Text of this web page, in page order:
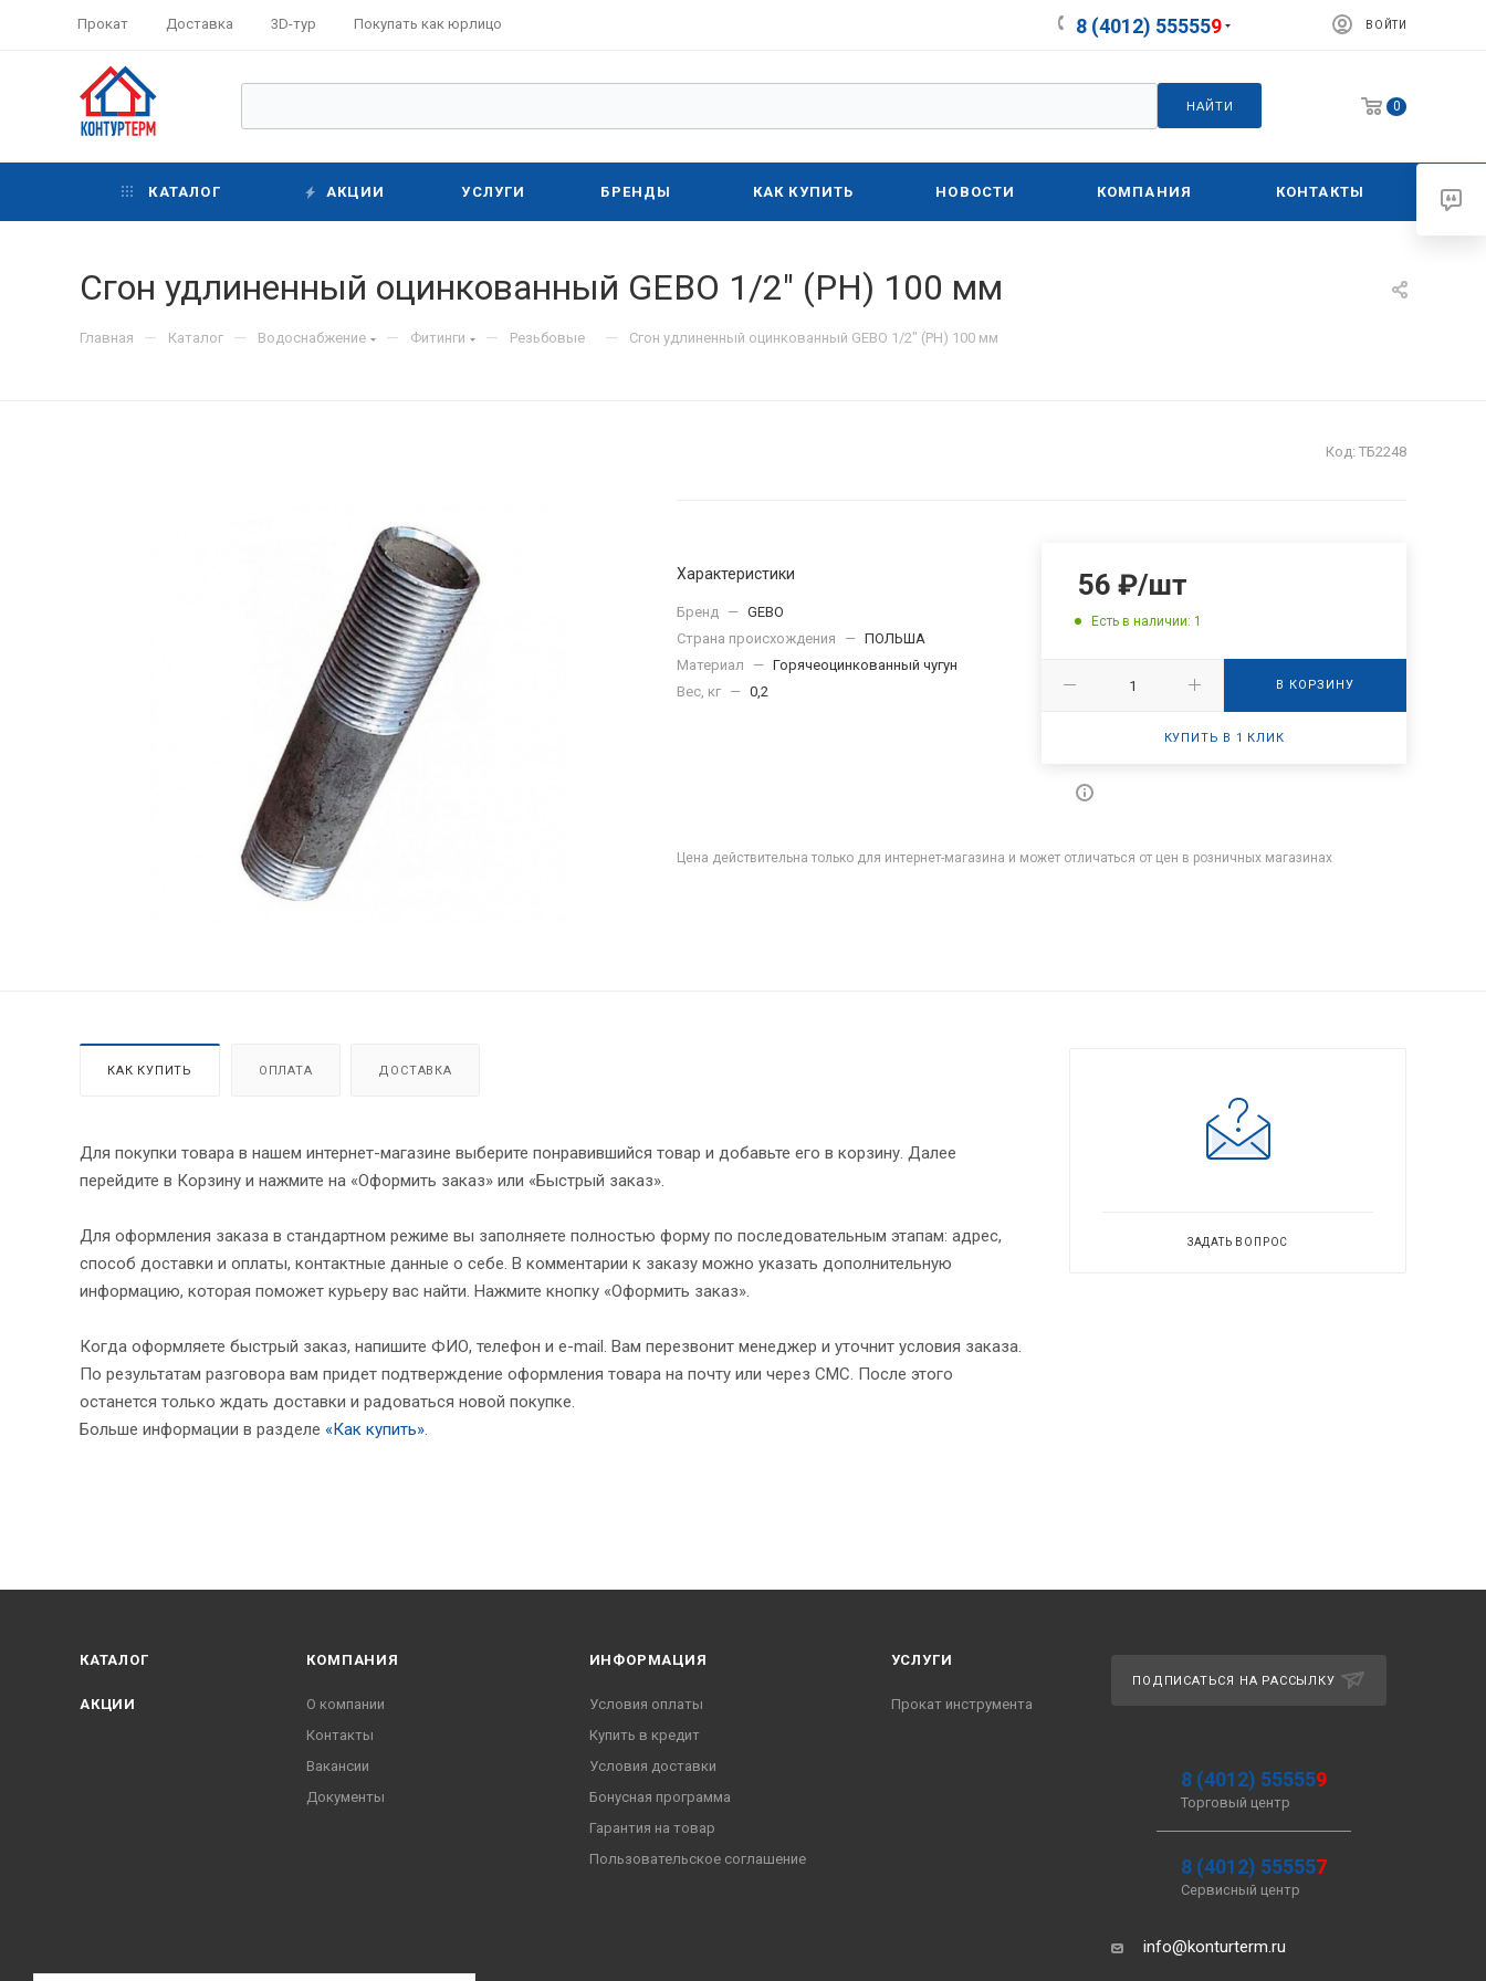
Прокат Доставка 3D-тур Покупать как юрлицо 8 (4012) 555559 ВОЙТИ
НАЙТИ 0
КАТАЛОГ АКЦИИ УСЛУГИ БРЕНДЫ КАК КУПИТЬ НОВОСТИ КОМПАНИЯ КОНТАКТЫ
Сгон удлиненный оцинкованный GEBO 1/2" (РН) 100 мм
Главная — Каталог — Водоснабжение — Фитинги — Резьбовые — Сгон удлиненный оцинкованный GEBO 1/2" (РН) 100 мм
Код: ТБ2248
Характеристики
Бренд — GEBO
Страна происхождения
— ПОЛЬША
Материал
— Горячеоцинкованный чугун
Вес, кг — 0,2
56 ₽/шт
Есть в наличии: 1
В КОРЗИНУ
КУПИТЬ В 1 КЛИК
Цена действительна только для интернет-магазина и может отличаться от цен в розничных магазинах
КАК КУПИТЬ ОПЛАТА ДОСТАВКА
Для покупки товара в нашем интернет-магазине выберите понравившийся товар и добавьте его в корзину. Далее
перейдите в Корзину и нажмите на «Оформить заказ» или «Быстрый заказ».
Для оформления заказа в стандартном режиме вы заполняете полностью форму по последовательным этапам: адрес,
способ доставки и оплаты, контактные данные о себе. В комментарии к заказу можно указать дополнительную
информацию, которая поможет курьеру вас найти. Нажмите кнопку «Оформить заказ».
Когда оформляете быстрый заказ, напишите ФИО, телефон и e-mail. Вам перезвонит менеджер и уточнит условия заказа.
По результатам разговора вам придет подтверждение оформления товара на почту или через СМС. После этого
останется только ждать доставки и радоваться новой покупке.
Больше информации в разделе «Как купить».
ЗАДАТЬ ВОПРОС
КАТАЛОГ
АКЦИИ
КОМПАНИЯ
О компании
Контакты
Вакансии
Документы
ИНФОРМАЦИЯ
Условия оплаты
Купить в кредит
Условия доставки
Бонусная программа
Гарантия на товар
Пользовательское соглашение
УСЛУГИ
Прокат инструмента
ПОДПИСАТЬСЯ НА РАССЫЛКУ
8 (4012) 555559
Торговый центр
8 (4012) 555557
Сервисный центр
info@konturterm.ru